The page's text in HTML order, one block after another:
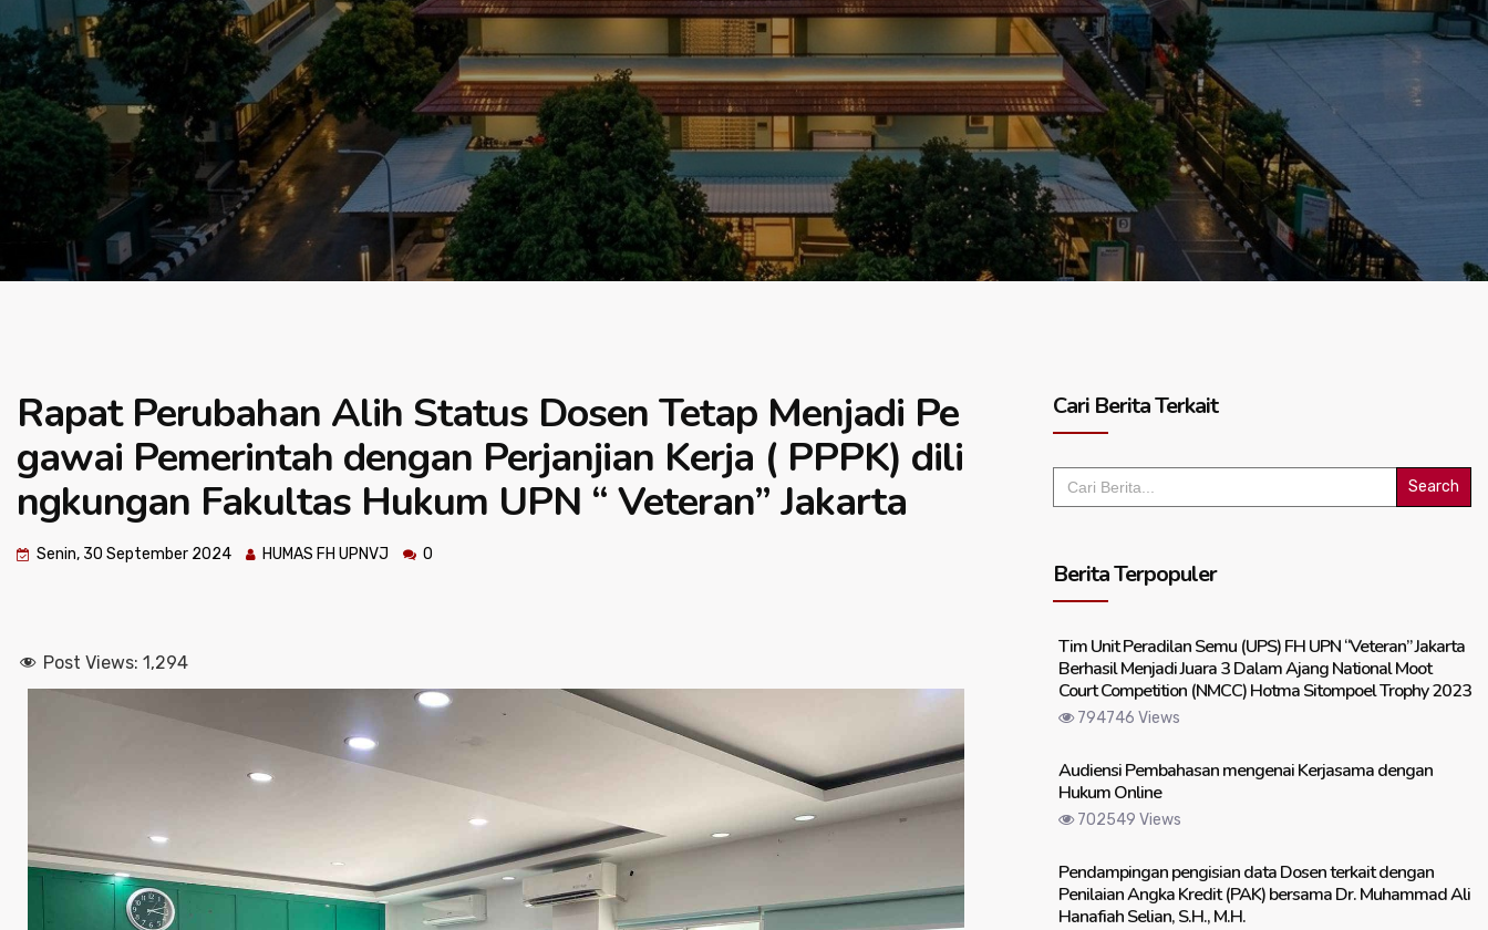
Rapat Perubahan Alih Status Dosen Tetap Menjadi Pe
gawai Pemerintah dengan Perjanjian Kerja ( PPPK) dili
ngkungan Fakultas Hukum UPN “ Veteran” Jakarta
Senin, 30 September 2024 HUMAS FH UPNVJ 0
Post Views: 1,294
Cari Berita Terkait
Search
for:
Berita Terpopuler
Tim Unit Peradilan Semu (UPS) FH UPN “Veteran” Jakarta
Berhasil Menjadi Juara 3 Dalam Ajang National Moot
Court Competition (NMCC) Hotma Sitompoel Trophy 2023
794746 Views
Audiensi Pembahasan mengenai Kerjasama dengan
Hukum Online
702549 Views
Pendampingan pengisian data Dosen terkait dengan
Penilaian Angka Kredit (PAK) bersama Dr. Muhammad Ali
Hanafiah Selian, S.H., M.H.